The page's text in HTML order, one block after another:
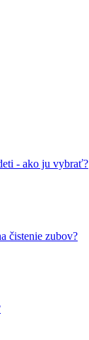
- ako ju vybrať?
čistenie zubov?